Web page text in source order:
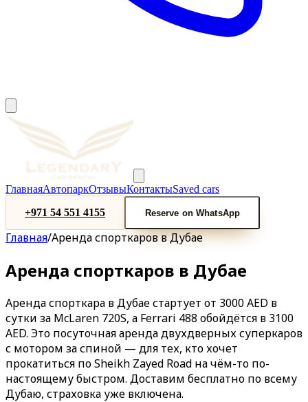
ГлавнаяАвтопаркОтзывыКонтактыSaved cars
+971 54 551 4155
Reserve on WhatsApp
Главная/Аренда спорткаров в Дубае
Аренда спорткаров в Дубае
Аренда спорткара в Дубае стартует от 3000 AED в
сутки за McLaren 720S, а Ferrari 488 обойдётся в 3100
AED. Это посуточная аренда двухдверных суперкаров
с мотором за спиной — для тех, кто хочет
прокатиться по Sheikh Zayed Road на чём-то по-
настоящему быстром. Доставим бесплатно по всему
Дубаю, страховка уже включена.